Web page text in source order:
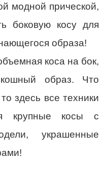
модной прической,
боковую косу для
образа!
коса на бок,
образ. Что
здесь все техники
крупные косы с
украшенные